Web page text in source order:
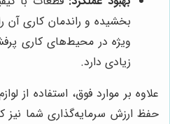
بخشیده و راندمان کاری آن
ویژه در محیط‌های کاری
زیادی دارد.
علاوه بر موارد فوق، استفاده از
حفظ ارزش سرمایه‌گذاری شما نیز